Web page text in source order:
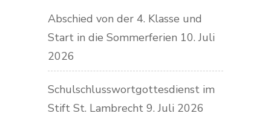
Abschied von der 4. Klasse und
Start in die Sommerferien 10. Juli
2026
Schulschlusswortgottesdienst im
Stift St. Lambrecht 9. Juli 2026